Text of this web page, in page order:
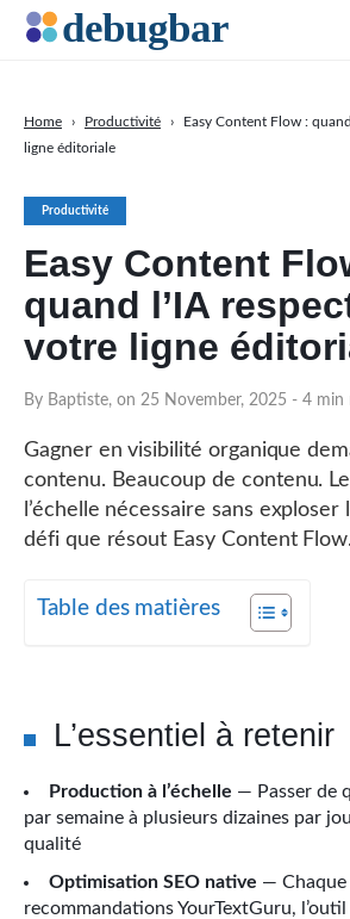
Productivité
Easy Content
quand l’IA
votre ligne
By Baptiste, on 25 November, 2025 - 4 min
Home › Productivité ›
Easy Content Flow :
ligne éditoriale
Gagner en visibilité organique
contenu. Beaucoup de contenu.
l’échelle nécessaire sans exploser
défi que résout Easy Content
Table des matières
L’essentiel à retenir
Production à l’échelle — Passer de
par semaine à plusieurs dizaines par
qualité
Optimisation SEO native —
recommandations YourTextGuru,
Productivité
SEO
Réseaux sociaux
DOWNLOAD